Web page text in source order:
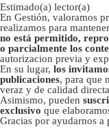
Estimado(a) lector(a)
En Gestión, valoramos
realizamos para
no está permitido,
o parcialmente los
autorizacion previa y
En su lugar, los
publicaciones, para que
veraz y de calidad
Asimismo, pueden
exclusivo que
Gracias por ayudarnos a